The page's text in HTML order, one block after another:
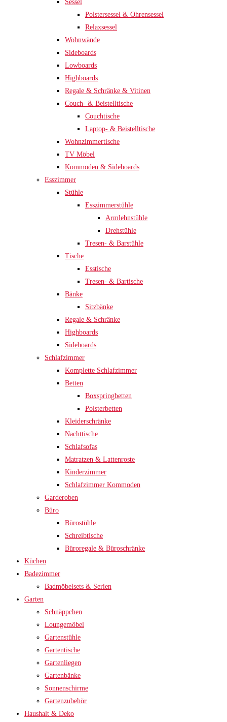
Sessel
Polstersessel & Ohrensessel
Relaxsessel
Wohnwände
Sideboards
Lowboards
Highboards
Regale & Schränke & Vitinen
Couch- & Beistelltische
Couchtische
Laptop- & Beistelltische
Wohnzimmertische
TV Möbel
Kommoden & Sideboards
Esszimmer
Stühle
Esszimmerstühle
Armlehnstühle
Drehstühle
Tresen- & Barstühle
Tische
Esstische
Tresen- & Bartische
Bänke
Sitzbänke
Regale & Schränke
Highboards
Sideboards
Schlafzimmer
Komplette Schlafzimmer
Betten
Boxspringbetten
Polsterbetten
Kleiderschränke
Nachttische
Schlafsofas
Matratzen & Lattenroste
Kinderzimmer
Schlafzimmer Kommoden
Garderoben
Büro
Bürostühle
Schreibtische
Büroregale & Büroschränke
Küchen
Badezimmer
Badmöbelsets & Serien
Garten
Schnäppchen
Loungemöbel
Gartenstühle
Gartentische
Gartenliegen
Gartenbänke
Sonnenschirme
Gartenzubehör
Haushalt & Deko